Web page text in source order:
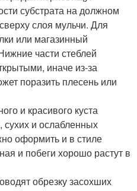
субстрата на должном
слоя мульчи. Для
или магазинный
части стеблей
иначе из-за
поразить плесень или
и красивого куста
и ослабленных
оформить и в стиле
и побеги хорошо растут в
обрезку засохших